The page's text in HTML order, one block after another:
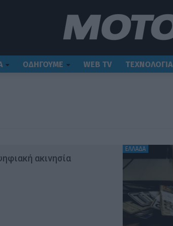
ΟΔΗΓΟΥΜΕ WEB TV ΤΕΧΝΟΛΟΓΙΑ
ΕΛΛΑΔΑ
ακινησία